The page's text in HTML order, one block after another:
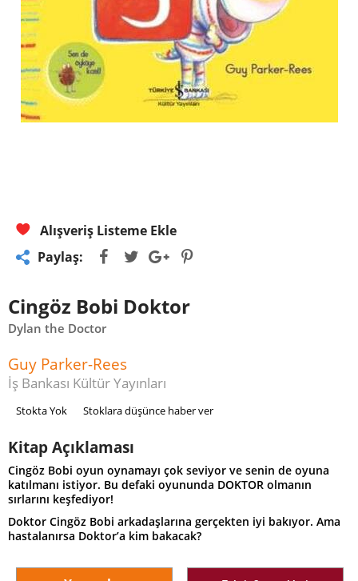
Alışveriş Listeme Ekle
Paylaş:
Cingöz Bobi Doktor
Dylan the Doctor
Guy Parker-Rees
İş Bankası Kültür Yayınları
Stokta Yok Stoklara düşünce haber ver
Kitap Açıklaması
Cingöz Bobi oyun oynamayı çok seviyor ve senin de oyuna
katılmanı istiyor. Bu defaki oyununda DOKTOR olmanın
sırlarını keşfediyor!
Doktor Cingöz Bobi arkadaşlarına gerçekten iyi bakıyor. Ama
hastalanırsa Doktor’a kim bakacak?